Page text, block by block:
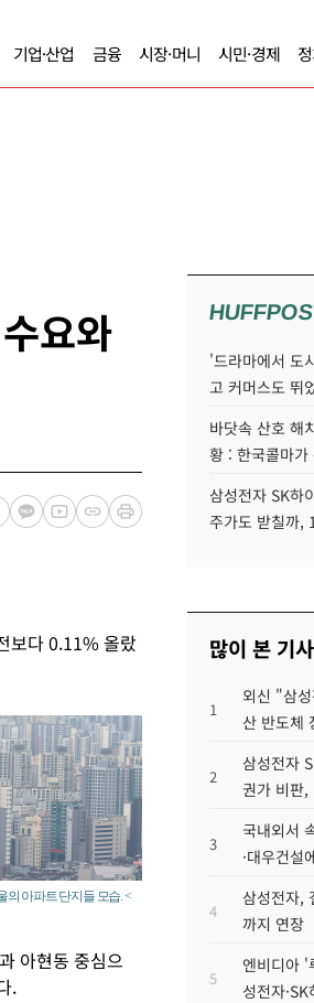
기업·산업 금융 시장·머니 시민·경제
요와
보다 0.11% 올랐
의 아파트 단지들 모습. <
아현동 중심으
.
'드라마에서 도
고 커머스도 뛰
바닷속 산호 해
황 : 한국콜마
삼성전자 SK하
주가도 받칠까,
많이 본 기사
1
외신 "삼
산 반도체
2
삼성전자
권가 비판
3
국내외서
·대우건설
4
삼성전자,
까지 연장
5
엔비디아 '
성전자